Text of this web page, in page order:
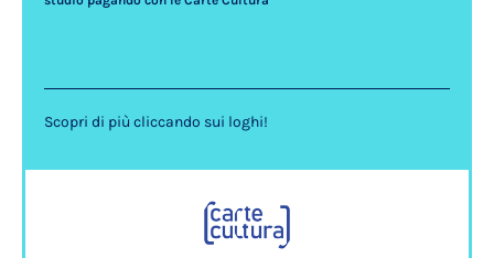
Scopri di più cliccando sui loghi!